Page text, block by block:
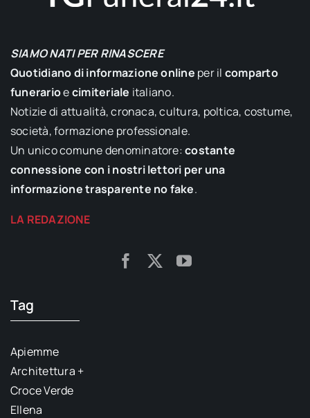
SIAMO NATI PER RINASCERE
Quotidiano di informazione online per il comparto
funerarioecimiteriale italiano.
Notizie di attualità, cronaca, cultura, poltica, costume,
società, formazione professionale.
Un unico comune denominatore:costante
connessione con i nostri lettori per una
informazione trasparente no fake.
LA REDAZIONE
Tag
Apiemme
Architettura +
Croce Verde
Ellena